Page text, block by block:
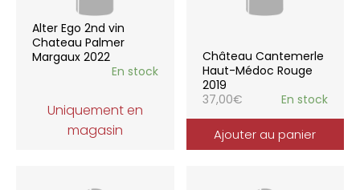
Alter Ego 2nd vin
Chateau Palmer
Margaux 2022
En stock
Uniquement en
magasin
Château Cantemerle
Haut-Médoc Rouge
2019
37,00€ En stock
Ajouter au panier